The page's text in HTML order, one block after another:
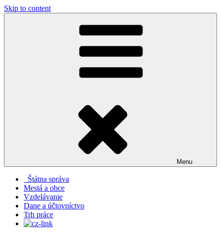
Skip to content
Menu
Štátna správa
Mestá a obce
Vzdelávanie
Dane a účtovníctvo
Trh práce